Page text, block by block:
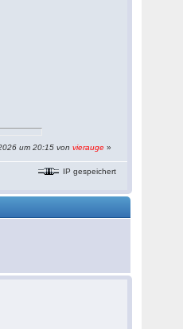
um 20:15 vonvierauge »
IP gespeichert